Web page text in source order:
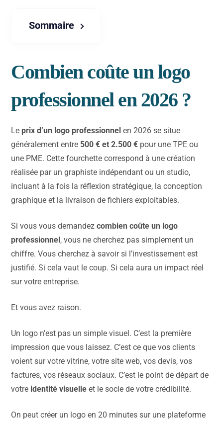
Sommaire
Combien coûte un logo
professionnel en 2026 ?
Le prix d’un logo professionnel en 2026 se situe
généralement entre 500 € et 2.500 € pour une TPE ou
une PME. Cette fourchette correspond à une création
réalisée par un graphiste indépendant ou un studio,
incluant à la fois la réflexion stratégique, la conception
graphique et la livraison de fichiers exploitables.
Si vous vous demandez combien coûte un logo
professionnel, vous ne cherchez pas simplement un
chiffre. Vous cherchez à savoir si l’investissement est
justifié. Si cela vaut le coup. Si cela aura un impact réel
sur votre entreprise.
Et vous avez raison.
Un logo n’est pas un simple visuel. C’est la première
impression que vous laissez. C’est ce que vos clients
voient sur votre vitrine, votre site web, vos devis, vos
factures, vos réseaux sociaux. C’est le point de départ de
votre identité visuelle et le socle de votre crédibilité.
On peut créer un logo en 20 minutes sur une plateforme